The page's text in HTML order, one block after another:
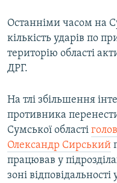
Останніми часом на
кількість ударів по
територію області
ДРГ.
На тлі збільшення
противника
Сумської області
Олександр Сирський
працював у
зоні